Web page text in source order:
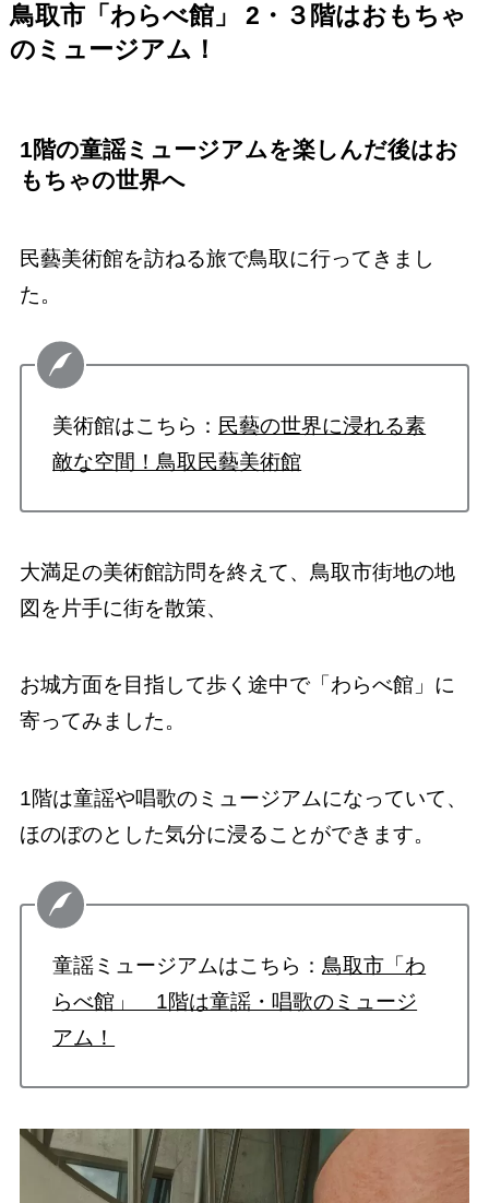
鳥取市「わらべ館」 2・３階はおもちゃ
のミュージアム！
1階の童謡ミュージアムを楽しんだ後はお
もちゃの世界へ
民藝美術館を訪ねる旅で鳥取に行ってきまし
た。
美術館はこちら： 民藝の世界に浸れる素
敵な空間！鳥取民藝美術館
大満足の美術館訪問を終えて、鳥取市街地の地
図を片手に街を散策、
お城方面を目指して歩く途中で「わらべ館」に
寄ってみました。
1階は童謡や唱歌のミュージアムになっていて、
ほのぼのとした気分に浸ることができます。
童謡ミュージアムはこちら： 鳥取市「わ
らべ館」 1階は童謡・唱歌のミュージ
アム！